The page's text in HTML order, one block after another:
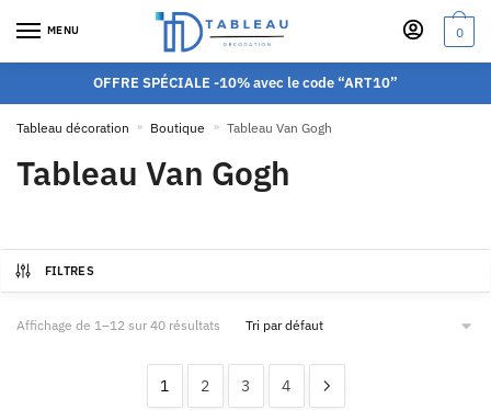
MENU 0
OFFRE SPÉCIALE -10% avec le code “ART10”
Tableau décoration » Boutique » Tableau Van Gogh
Tableau Van Gogh
FILTRES
Affichage de 1–12 sur 40 résultats
1 2 3 4